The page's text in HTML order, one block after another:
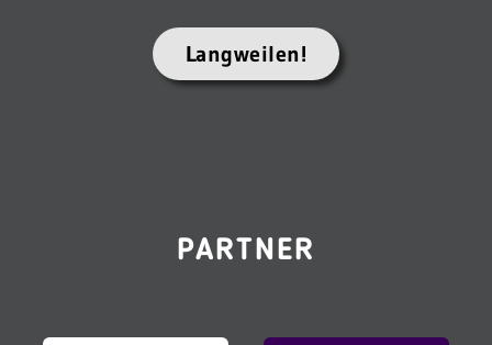
Langweilen!
PARTNER